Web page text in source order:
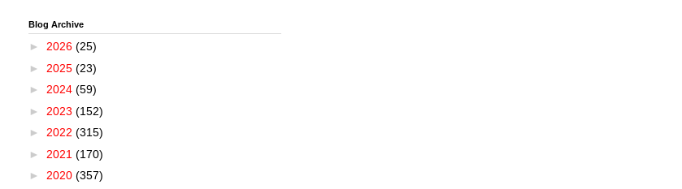
Blog Archive
► 2026 (25)
► 2025 (23)
► 2024 (59)
► 2023 (152)
► 2022 (315)
► 2021 (170)
► 2020 (357)